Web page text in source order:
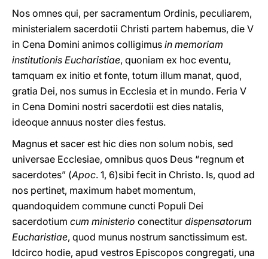
Nos omnes qui, per sacramentum Ordinis, peculiarem,
ministerialem sacerdotii Christi partem habemus, die V
in Cena Domini animos colligimus in memoriam
institutionis Eucharistiae, quoniam ex hoc eventu,
tamquam ex initio et fonte, totum illum manat, quod,
gratia Dei, nos sumus in Ecclesia et in mundo. Feria V
in Cena Domini nostri sacerdotii est dies natalis,
ideoque annuus noster dies festus.
Magnus et sacer est hic dies non solum nobis, sed
universae Ecclesiae, omnibus quos Deus “regnum et
sacerdotes” (Apoc. 1, 6)sibi fecit in Christo. Is, quod ad
nos pertinet, maximum habet momentum,
quandoquidem commune cuncti Populi Dei
sacerdotium cum ministerio conectitur dispensatorum
Eucharistiae, quod munus nostrum sanctissimum est.
Idcirco hodie, apud vestros Episcopos congregati, una